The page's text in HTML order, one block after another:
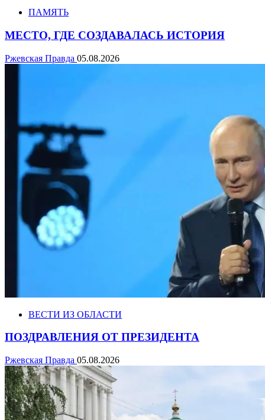
ПАМЯТЬ
МЕСТО, ГДЕ СОЗДАВАЛАСЬ ИСТОРИЯ
Ржевская Правда 05.08.2026
ВЕСТИ ИЗ ОБЛАСТИ
ПОЗДРАВЛЕНИЯ ОТ ПРЕЗИДЕНТА
Ржевская Правда 05.08.2026